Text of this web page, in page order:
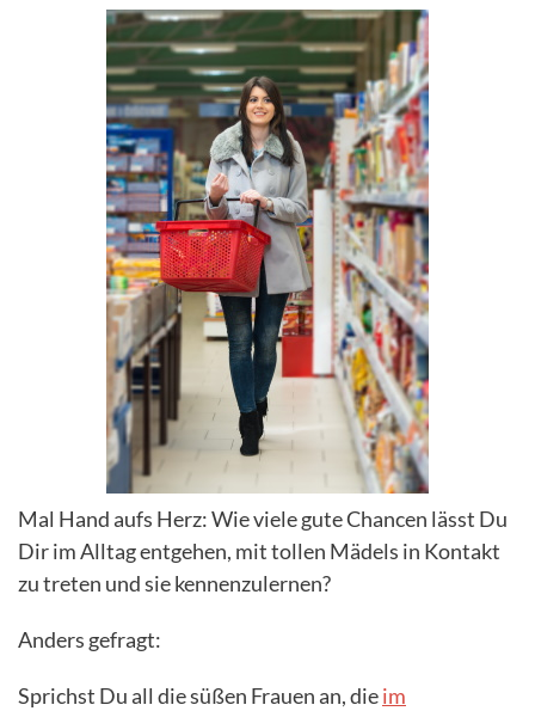
Mal Hand aufs Herz: Wie viele gute Chancen lässt Du
Dir im Alltag entgehen, mit tollen Mädels in Kontakt
zu treten und sie kennenzulernen?
Anders gefragt:
Sprichst Du all die süßen Frauen an, dieim